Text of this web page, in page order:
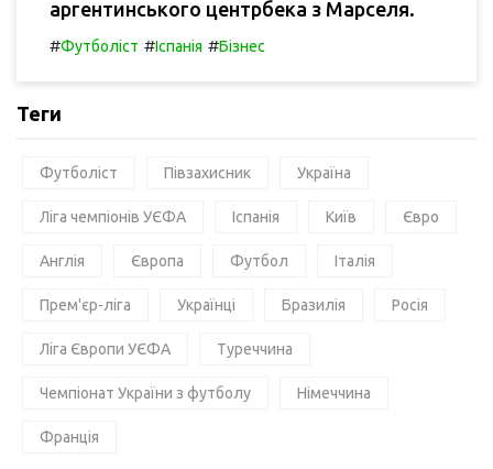
аргентинського центрбека з Марселя.
#Футболіст #Іспанія #Бізнес
Теги
Футболіст Півзахисник Україна
Ліга чемпіонів УЄФА Іспанія Київ Євро
Англія Європа Футбол Італія
Прем'єр-ліга Українці Бразилія Росія
Ліга Європи УЄФА Туреччина
Чемпіонат України з футболу Німеччина
Франція